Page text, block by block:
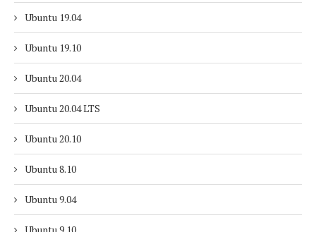
Ubuntu 19.04
Ubuntu 19.10
Ubuntu 20.04
Ubuntu 20.04 LTS
Ubuntu 20.10
Ubuntu 8.10
Ubuntu 9.04